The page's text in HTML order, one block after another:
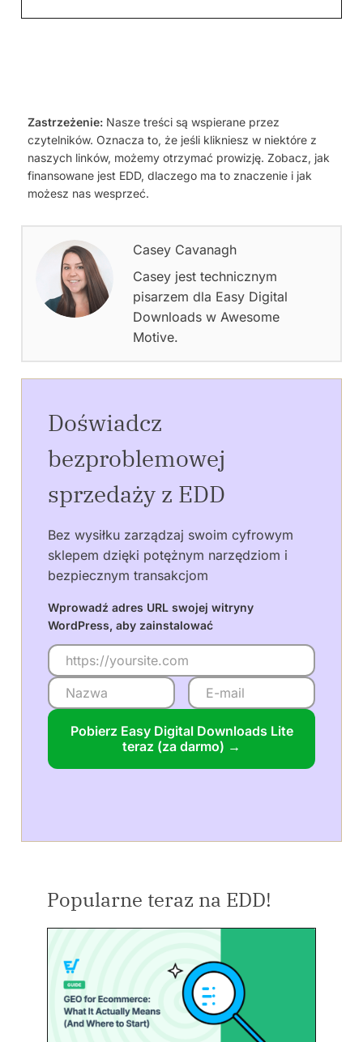
Zastrzeżenie: Nasze treści są wspierane przez
czytelników. Oznacza to, że jeśli klikniesz w niektóre z
naszych linków, możemy otrzymać prowizję. Zobacz, jak
finansowane jest EDD, dlaczego ma to znaczenie i jak
możesz nas wesprzeć.
Casey Cavanagh
Casey jest technicznym
pisarzem dla Easy Digital
Downloads w Awesome
Motive.
Doświadcz
bezproblemowej
sprzedaży z EDD
Bez wysiłku zarządzaj swoim cyfrowym
sklepem dzięki potężnym narzędziom i
bezpiecznym transakcjom
Wprowadź adres URL swojej witryny
WordPress, aby zainstalować
Pobierz Easy Digital Downloads Lite
teraz (za darmo) →
Popularne teraz na EDD!